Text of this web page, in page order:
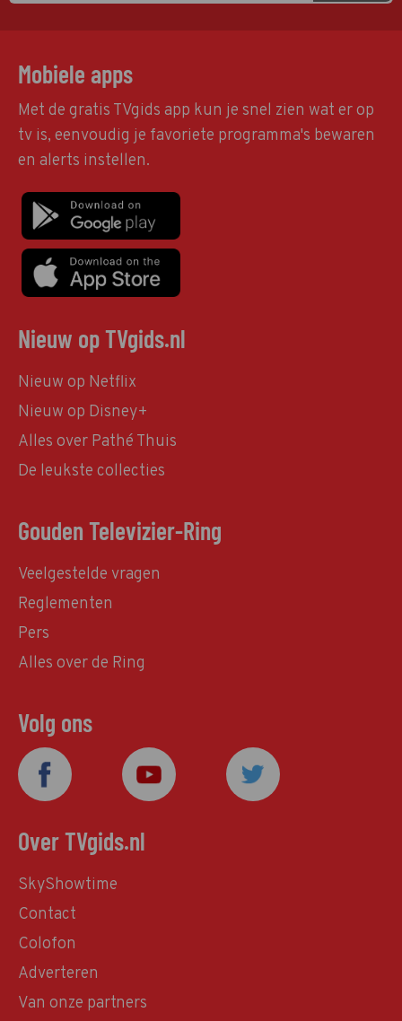
Mobiele apps
Met de gratis TVgids app kun je snel zien wat er op
tv is, eenvoudig je favoriete programma's bewaren
en alerts instellen.
Nieuw op TVgids.nl
Nieuw op Netflix
Nieuw op Disney+
Alles over Pathé Thuis
De leukste collecties
Gouden Televizier-Ring
Veelgestelde vragen
Reglementen
Pers
Alles over de Ring
Volg ons
Over TVgids.nl
SkyShowtime
Contact
Colofon
Adverteren
Van onze partners